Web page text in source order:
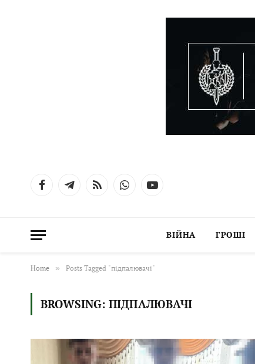
FacebookTelegramRSS WhatsAppYouTube
ВІЙНА ГРОШІ
Home » Posts Tagged "підпалювачі"
BROWSING: ПІДПАЛЮВАЧІ